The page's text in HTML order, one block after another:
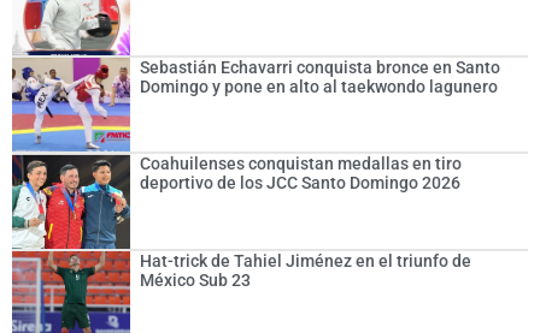
Sebastián Echavarri conquista bronce en Santo
Domingo y pone en alto al taekwondo lagunero
Coahuilenses conquistan medallas en tiro
deportivo de los JCC Santo Domingo 2026
Hat-trick de Tahiel Jiménez en el triunfo de
México Sub 23